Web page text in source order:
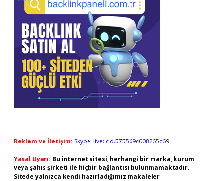
Reklam ve İletişim: Skype: live:.cid.575569c608265c69
Yasal Uyarı: Bu internet sitesi, herhangi bir marka, kurum
veya şahıs şirketi ile hiçbir bağlantısı bulunmamaktadır.
Sitede yalnızca kendi hazırladığımız makaleler